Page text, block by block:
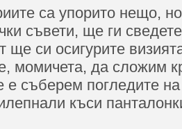
са упорито нещо,
съвети, ще ги
ще си осигурите
момичета, да сложим
съберем погледите на
къси